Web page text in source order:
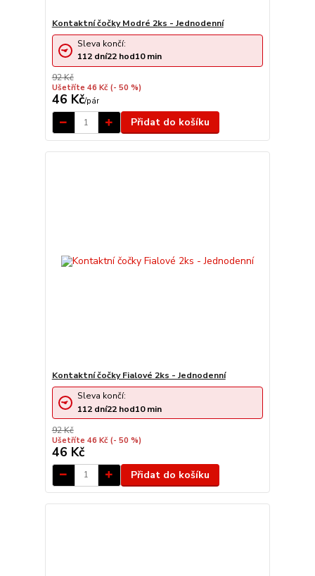
Kontaktní čočky Modré 2ks - Jednodenní
92 Kč
Ušetříte 46 Kč (- 50 %)
46 Kč/pár
Sleva končí:
112 dní22 hod10min
Přidat do košíku
Kontaktní čočky Fialové 2ks - Jednodenní
92 Kč
Ušetříte 46 Kč (- 50 %)
46 Kč
Sleva končí:
112 dní22 hod10min
Přidat do košíku